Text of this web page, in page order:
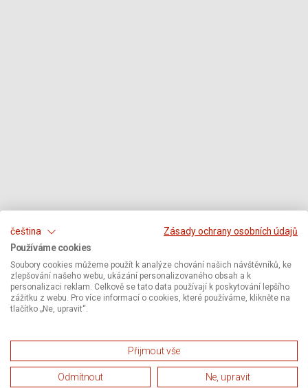
čeština
Zásady ochrany osobních údajů
Používáme cookies
Soubory cookies můžeme použít k analýze chování našich návštěvníků, ke
zlepšování našeho webu, ukázání personalizovaného obsah a k
personalizaci reklam. Celkově se tato data používají k poskytování lepšího
zážitku z webu. Pro více informací o cookies, které používáme, klikněte na
tlačítko „Ne, upravit“.
Přijmout vše
Odmítnout Ne, upravit